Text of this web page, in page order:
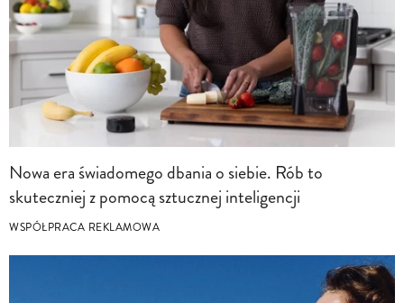
Nowa era świadomego dbania o siebie. Rób to
skuteczniej z pomocą sztucznej inteligencji
WSPÓŁPRACA REKLAMOWA